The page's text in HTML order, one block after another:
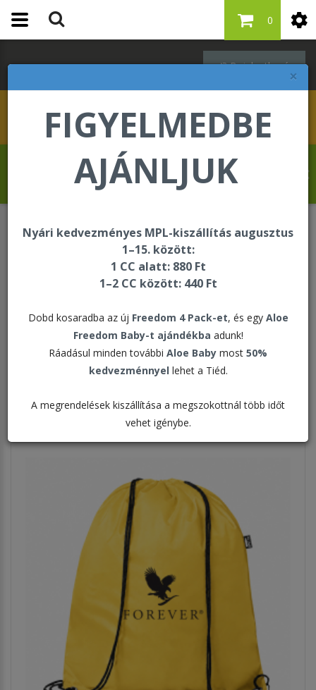
×
FIGYELMEDBE
AJÁNLJUK
Nyári kedvezményes MPL-kiszállítás augusztus
1–15. között:
1 CC alatt: 880 Ft
1–2 CC között: 440 Ft
Dobd kosaradba az új Freedom 4 Pack-et, és egy Aloe
Freedom Baby-t ajándékba adunk!
Ráadásul minden további Aloe Baby most 50%
kedvezménnyel lehet a Tiéd.
A megrendelések kiszállítása a megszokottnál több időt
vehet igénybe.
Bejelentkezés
0
Banjo Oluseun Olufolahan üdvözli Önt a
Forever Living internetes áruházában!
Oktatási és segédanyagok
Kiegészítők
Rendezés: